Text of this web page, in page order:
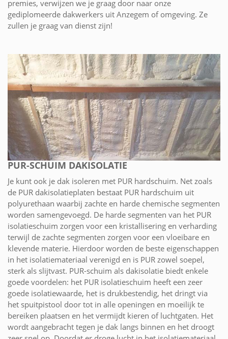
premies, verwijzen we je graag door naar onze
gediplomeerde dakwerkers uit Anzegem of omgeving. Ze
zullen je graag van dienst zijn!
PUR-SCHUIM DAKISOLATIE
Je kunt ook je dak isoleren met PUR hardschuim. Net zoals
de PUR dakisolatieplaten bestaat PUR hardschuim uit
polyurethaan waarbij zachte en harde chemische segmenten
worden samengevoegd. De harde segmenten van het PUR
isolatieschuim zorgen voor een kristallisering en verharding
terwijl de zachte segmenten zorgen voor een vloeibare en
klevende materie. Hierdoor worden de beste eigenschappen
in het isolatiemateriaal verenigd en is PUR zowel soepel,
sterk als slijtvast. PUR-schuim als dakisolatie biedt enkele
goede voordelen: het PUR isolatieschuim heeft een zeer
goede isolatiewaarde, het is drukbestendig, het dringt via
het spuitpistool door tot in alle openingen en moeilijk te
bereiken plaatsen en het vermijdt kieren of luchtgaten. Het
wordt aangebracht tegen je dak langs binnen en het droogt